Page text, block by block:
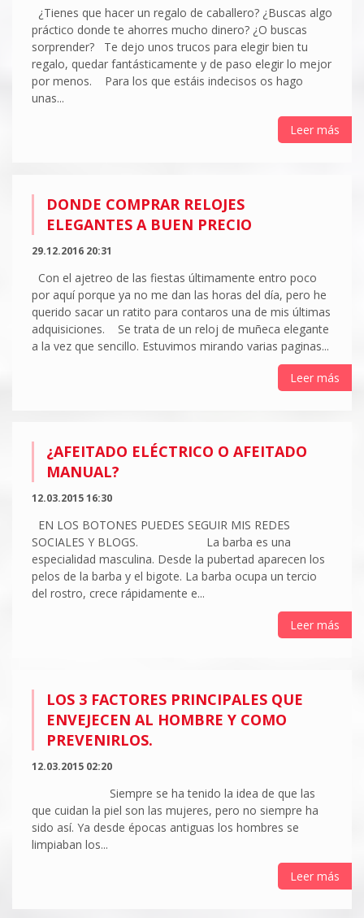
¿Tienes que hacer un regalo de caballero? ¿Buscas algo
práctico donde te ahorres mucho dinero? ¿O buscas
sorprender? Te dejo unos trucos para elegir bien tu
regalo, quedar fantásticamente y de paso elegir lo mejor
por menos. Para los que estáis indecisos os hago
unas...
Leer más
DONDE COMPRAR RELOJES
ELEGANTES A BUEN PRECIO
29.12.2016 20:31
Con el ajetreo de las fiestas últimamente entro poco
por aquí porque ya no me dan las horas del día, pero he
querido sacar un ratito para contaros una de mis últimas
adquisiciones. Se trata de un reloj de muñeca elegante
a la vez que sencillo. Estuvimos mirando varias paginas...
Leer más
¿AFEITADO ELÉCTRICO O AFEITADO
MANUAL?
12.03.2015 16:30
EN LOS BOTONES PUEDES SEGUIR MIS REDES
SOCIALES Y BLOGS. La barba es una
especialidad masculina. Desde la pubertad aparecen los
pelos de la barba y el bigote. La barba ocupa un tercio
del rostro, crece rápidamente e...
Leer más
LOS 3 FACTORES PRINCIPALES QUE
ENVEJECEN AL HOMBRE Y COMO
PREVENIRLOS.
12.03.2015 02:20
Siempre se ha tenido la idea de que las
que cuidan la piel son las mujeres, pero no siempre ha
sido así. Ya desde épocas antiguas los hombres se
limpiaban los...
Leer más